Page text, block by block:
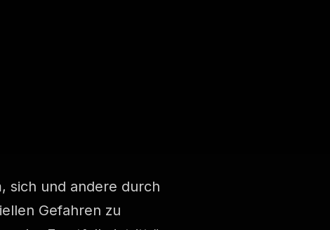
sich und andere durch
Gefahren zu